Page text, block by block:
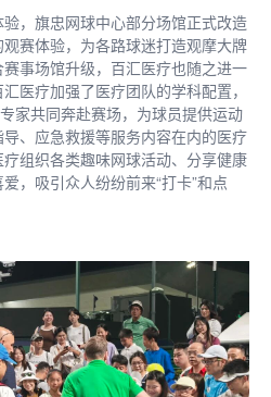
，旗忠网球中心部分场馆正式改造
赛体验，为各路球迷打造观摩大牌
事场馆升级，百汇医疗也随之进一
医疗加强了医疗团队的学科配置，
家共同奔赴赛场，为球员提供运动
、应急救援等服务内容在内的医疗
组织各类趣味网球活动、分享健康
，吸引众人纷纷前来“打卡”和点